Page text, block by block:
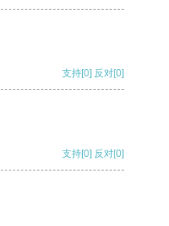
支持[0] 反对[0]
支持[0] 反对[0]